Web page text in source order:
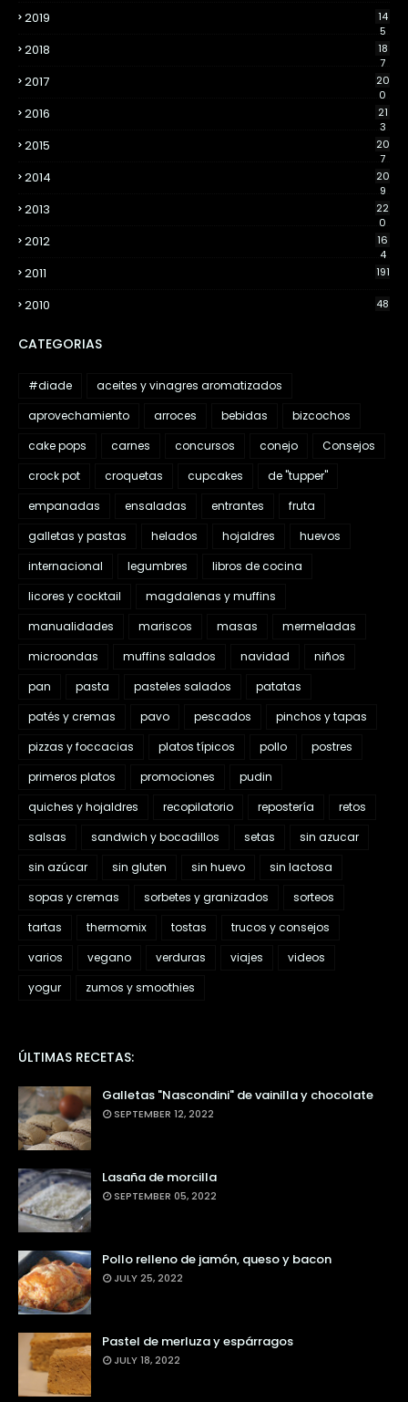
2019
14
5
2018
18
7
2017
20
0
2016
21
3
2015
20
7
2014
20
9
2013
22
0
2012
16
4
2011 191
2010 48
CATEGORIAS
#diade
aceites y vinagres aromatizados
aprovechamiento
arroces bebidas
bizcochos
cake pops
carnes concursos conejo
Consejos
crock pot
croquetas cupcakes
de "tupper"
empanadas
ensaladas entrantes
fruta
galletas y pastas
helados hojaldres
huevos
internacional
legumbres
libros de cocina
licores y cocktail
magdalenas y muffins
manualidades
mariscos masas
mermeladas
microondas
muffins salados navidad
niños
pan
pasta pasteles salados
patatas
patés y cremas
pavo pescados
pinchos y tapas
pizzas y foccacias
platos típicos pollo
postres
primeros platos
promociones
pudin
quiches y hojaldres
recopilatorio repostería
retos
salsas
sandwich y bocadillos setas
sin azucar
sin azúcar
sin gluten sin huevo
sin lactosa
sopas y cremas
sorbetes y granizados
sorteos
tartas
thermomix tostas
trucos y consejos
varios
vegano verduras viajes
videos
yogur
zumos y smoothies
ÚLTIMAS RECETAS:
Galletas "Nascondini" de vainilla y chocolate
SEPTEMBER 12, 2022
Lasaña de morcilla
SEPTEMBER 05, 2022
Pollo relleno de jamón, queso y bacon
JULY 25, 2022
Pastel de merluza y espárragos
JULY 18, 2022